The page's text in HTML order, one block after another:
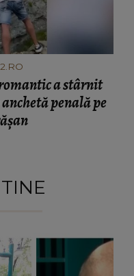
a stârnit
penală pe